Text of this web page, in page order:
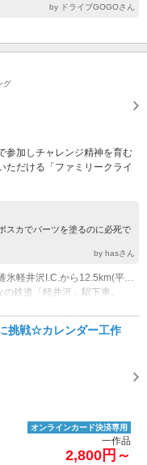
by ドライブGOGOさん
グ
参加しチャレンジ精神を育む
ただける「ファミリークライ
スカでパーツを塗るのに必死で
by hasさん
(1)＜お車でお越しの場合＞上信越自動車道 碓氷軽井沢I.C.から12.5km(平常時14分)※休日および連休や軽井沢・プリンスショッピングプラザでのイベント開催時など、碓氷軽井沢I.C.から道路が渋滞する場合もございます。
鉄道「軽井沢」駅下車。
- 4:00P.M.(LO)
挑戦☆カレンダー工作
オンラインカード決済専用
一作品
2,800円～